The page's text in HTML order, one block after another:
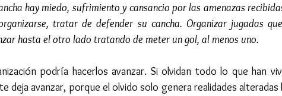
hay miedo, sufrimiento y cansancio por las amenazas
tratar de defender su cancha. Organizar jugadas
hasta el otro lado tratando de meter un gol, al menos uno.
podría hacerlos avanzar. Si olvidan todo lo que han
deja avanzar, porque el olvido solo genera realidades